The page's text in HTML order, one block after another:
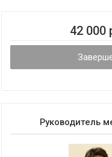
42 000
Руководитель